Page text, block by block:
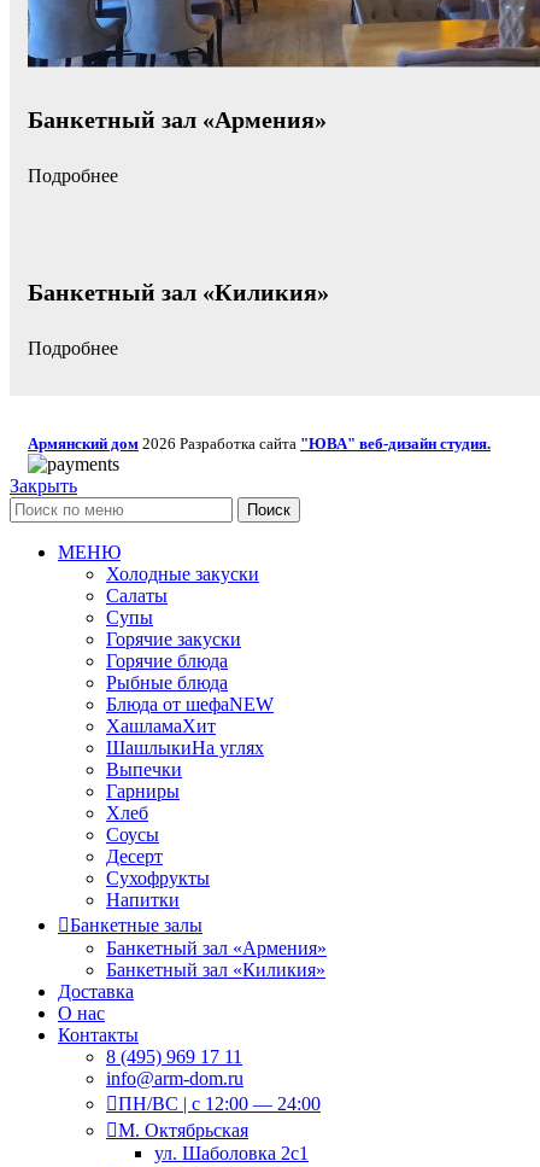
Банкетный зал «Армения»
Подробнее
Банкетный зал «Киликия»
Подробнее
Армянский дом 2026 Разработка сайта "ЮВА" веб-дизайн студия.
Закрыть
Поиск
МЕНЮ
Холодные закуски
Салаты
Супы
Горячие закуски
Горячие блюда
Рыбные блюда
Блюда от шефаNEW
ХашламаХит
ШашлыкиНа углях
Выпечки
Гарниры
Хлеб
Соусы
Десерт
Сухофрукты
Напитки
Банкетные залы
Банкетный зал «Армения»
Банкетный зал «Киликия»
Доставка
О нас
Контакты
8 (495) 969 17 11
info@arm-dom.ru
ПН/ВС | c 12:00 — 24:00
М. Октябрьская
ул. Шаболовка 2с1